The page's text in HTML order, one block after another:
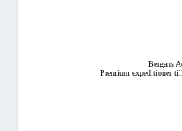
Bergans
Premium expeditioner